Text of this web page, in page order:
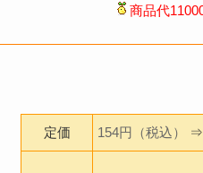
商品代
定価 154円（税込）